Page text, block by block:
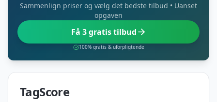
Sammenlign priser og vælg det bedste tilbud • Uanset
opgaven
Få 3 gratis tilbud
100% gratis & uforpligtende
TagScore